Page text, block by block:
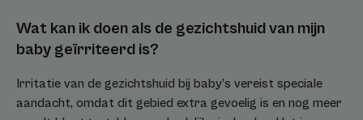
Wat kan ik doen als de gezichtshuid van mijn
baby geïrriteerd is?
Irritatie van de gezichtshuid bij baby’s vereist speciale
aandacht, omdat dit gebied extra gevoelig is en nog meer